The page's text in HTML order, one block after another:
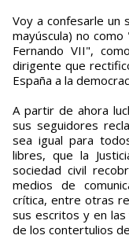
Voy a confesarle un
mayúscula) no
Fernando VII",
dirigente que
España a la
A partir de ahora
sus seguidores
sea igual para
libres, que la
sociedad civil
medios de
crítica, entre otras
sus escritos y en
de los contertulios